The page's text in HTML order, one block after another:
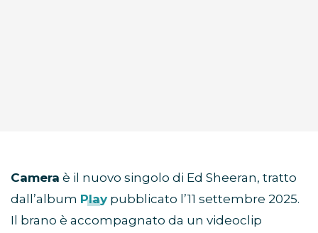
Camera è il nuovo singolo di Ed Sheeran, tratto
dall’album Play pubblicato l’11 settembre 2025.
Il brano è accompagnato da un videoclip